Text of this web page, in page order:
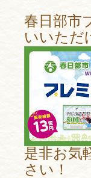
春日部市
いいただ
是非お気
さい！